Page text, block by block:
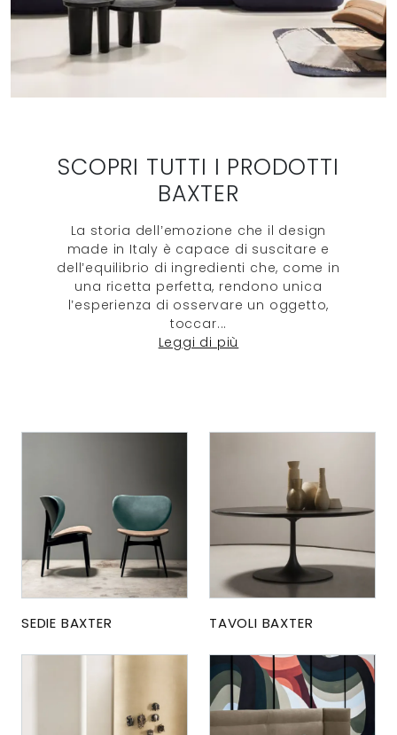
SCOPRI TUTTI I PRODOTTI
BAXTER
La storia dell’emozione che il design
made in Italy è capace di suscitare e
dell’equilibrio di ingredienti che, come in
una ricetta perfetta, rendono unica
l’esperienza di osservare un oggetto,
toccar...
Leggi di più
SEDIE BAXTER TAVOLI BAXTER